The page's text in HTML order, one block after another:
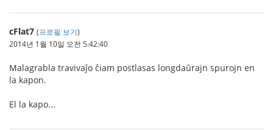
cFlat7 (프로필 보기)
2014년 1월 10일 오전 5:42:40
Malagrabla travivaĵo ĉiam postlasas longdaŭrajn spurojn en
la kapon.
El la kapo...